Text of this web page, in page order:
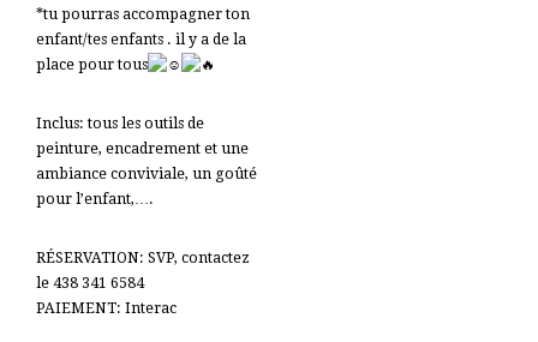
*tu pourras accompagner ton
enfant/tes enfants . il y a de la
place pour tous
Inclus: tous les outils de
peinture, encadrement et une
ambiance conviviale, un goûté
pour l’enfant,….
RÉSERVATION: SVP, contactez
le 438 341 6584
PAIEMENT: Interac